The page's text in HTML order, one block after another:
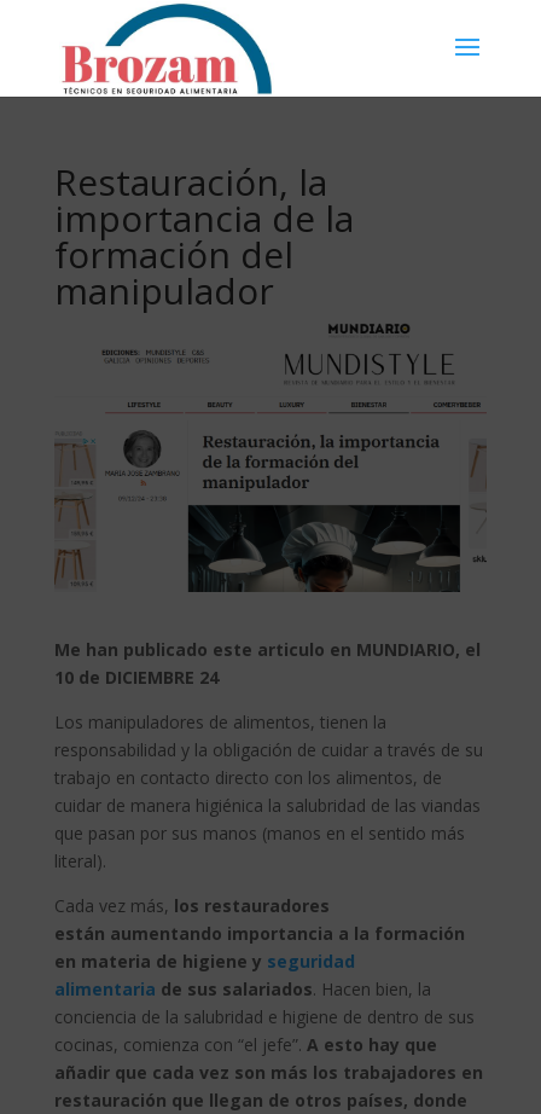
Restauración, la
importancia de la
formación del
manipulador
Me han publicado este articulo en MUNDIARIO, el
10 de DICIEMBRE 24
Los manipuladores de alimentos, tienen la
responsabilidad y la obligación de cuidar a través de su
trabajo en contacto directo con los alimentos, de
cuidar de manera higiénica la salubridad de las viandas
que pasan por sus manos (manos en el sentido más
literal).
Cada vez más, los restauradores
están aumentando importancia a la formación
en materia de higiene y seguridad
alimentaria de sus salariados. Hacen bien, la
conciencia de la salubridad e higiene de dentro de sus
cocinas, comienza con “el jefe”. A esto hay que
añadir que cada vez son más los trabajadores en
restauración que llegan de otros países, donde